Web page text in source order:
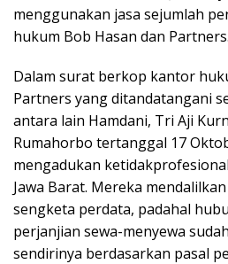
menggunakan jasa sejumlah
hukum Bob Hasan dan Partners.
Dalam surat berkop kantor
Partners yang ditandatangani
antara lain Hamdani, Tri Aji
Rumahorbo tertanggal 17
mengadukan
Jawa Barat. Mereka
sengketa perdata, padahal
perjanjian sewa-menyewa
sendirinya berdasarkan pasal